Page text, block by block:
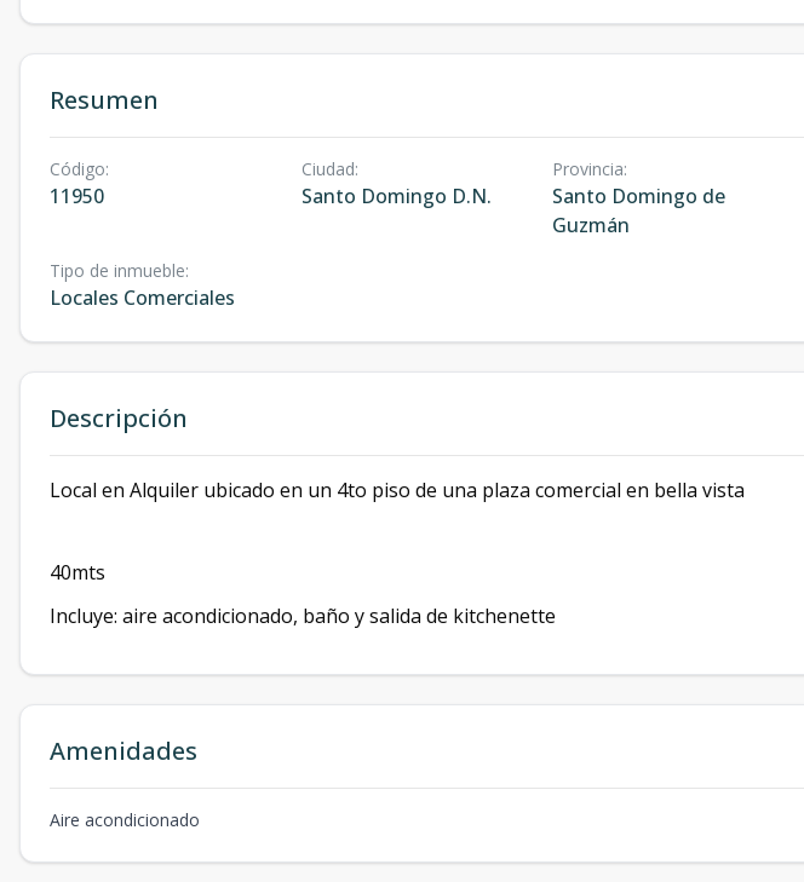
Resumen
Código:
11950
Ciudad:
Santo Domingo D.N.
Provincia:
Santo Domingo de
Guzmán
Tipo de inmueble:
Locales Comerciales
Descripción
Local en Alquiler ubicado en un 4to piso de una plaza comercial en bella vista
40mts
Incluye: aire acondicionado, baño y salida de kitchenette
Amenidades
Aire acondicionado